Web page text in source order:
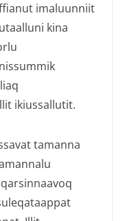
imaluunniit
kina
ikiussallutit.
tamanna